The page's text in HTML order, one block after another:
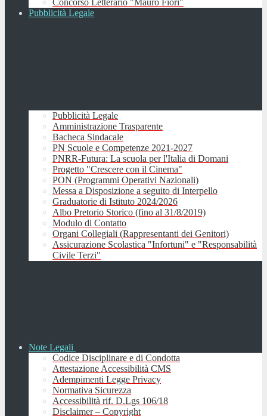
Concorso Letterario "Mauro Fiori"
Pubblicità Legale
Pubblicità Legale
Amministrazione Trasparente
Bacheca Sindacale
PN Scuole e Competenze 2021-2027
PNRR-Futura: La scuola per l'Italia di Domani
Progetto "Crescere con il Cinema"
PON (Programmi Operativi Nazionali)
Messa a Disposizione a seguito di Interpello
Graduatorie di Istituto 2024/2026
Albo Pretorio Storico (fino al 31/8/2019)
Modulo di Contatto
Organi Collegiali (Rappresentanti dei Genitori)
Assicurazione Scolastica "Infortuni" e "Responsabilità
Civile Terzi"
Note Legali
Codice Disciplinare e di Condotta
Attestazione Accessibilità CMS
Adempimenti Legge Privacy
Normativa Sicurezza
Accessibilità rif. D.Lgs 106/18
Disclaimer – Copyright